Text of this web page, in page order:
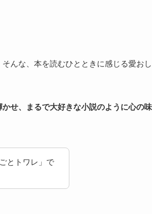
んな、本を読むひとときに感じる愛お
せ、まるで大好きな小説のように心の
とトワレ」で